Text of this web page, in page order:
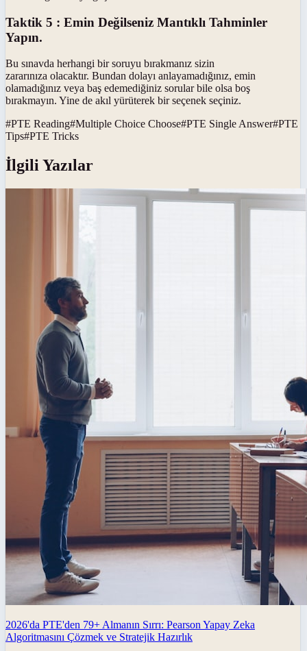
Taktik 5 : Emin Değilseniz Mantıklı Tahminler
Yapın.
Bu sınavda herhangi bir soruyu bırakmanız sizin
zararınıza olacaktır. Bundan dolayı anlayamadığınız, emin
olamadığınız veya baş edemediğiniz sorular bile olsa boş
bırakmayın. Yine de akıl yürüterek bir seçenek seçiniz.
#PTE Reading#Multiple Choice Choose#PTE Single Answer#PTE
Tips#PTE Tricks
İlgili Yazılar
2026'da PTE'den 79+ Almanın Sırrı: Pearson Yapay Zeka
Algoritmasını Çözmek ve Stratejik Hazırlık